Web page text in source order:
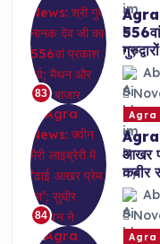
83
Agra
84
Agra
Agra
आखर
कबीर
Agra